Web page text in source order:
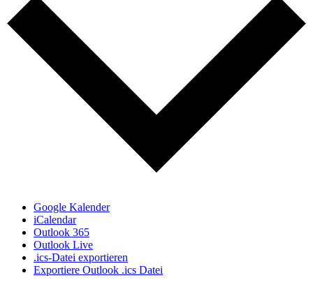
Google Kalender
iCalendar
Outlook 365
Outlook Live
.ics-Datei exportieren
Exportiere Outlook .ics Datei